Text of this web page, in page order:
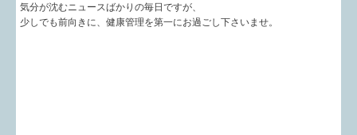
気分が沈むニュースばかりの毎日ですが、
少しでも前向きに、健康管理を第一にお過ごし下さいませ。